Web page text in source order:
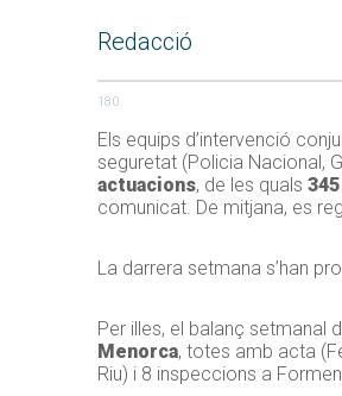
Redacció
180
Els equips d’intervenció
seguretat (Policia Nacional,
actuacions, de les quals 345
comunicat. De mitjana, es
La darrera setmana s’han
Per illes, el balanç setmanal
Menorca, totes amb acta
Riu) i 8 inspeccions a